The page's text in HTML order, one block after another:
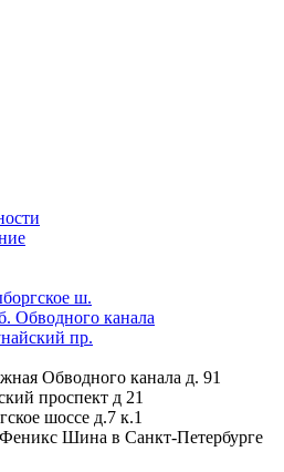
ш.
Обводного канала
пр.
Обводного канала д. 91
проспект д 21
шоссе д.7 к.1
Шина в Санкт-Петербурге